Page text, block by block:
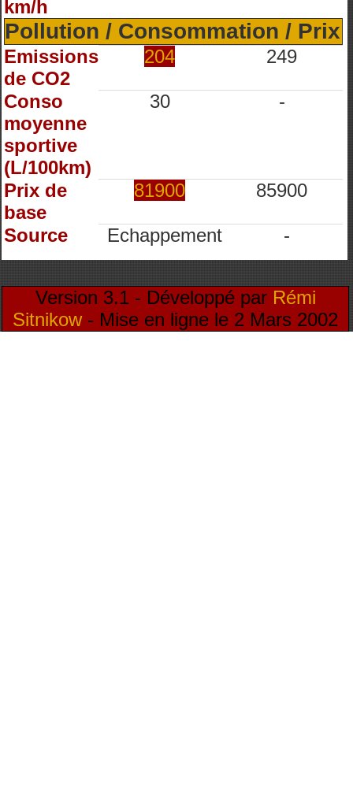
km/h
Pollution / Consommation / Prix
Emissions
de CO2
204 249
Conso
moyenne
sportive
(L/100km)
30 -
Prix de
base
81900 85900
Source Echappement -
Version 3.1 - Développé par Rémi
Sitnikow- Mise en ligne le 2 Mars 2002